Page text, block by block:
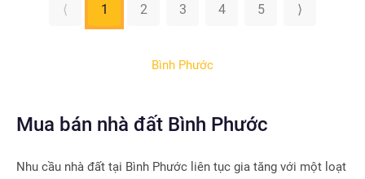
⟨ 1 2 3 4 5 ⟩
Bình Phước
Mua bán nhà đất Bình Phước
Nhu cầu nhà đất tại Bình Phước liên tục gia tăng với một loạt